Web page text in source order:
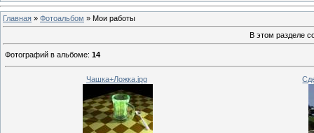
Главная » Фотоальбом » Мои работы
В этом разделе
Фотографий в альбоме: 14
Чашка+Ложка.jpg